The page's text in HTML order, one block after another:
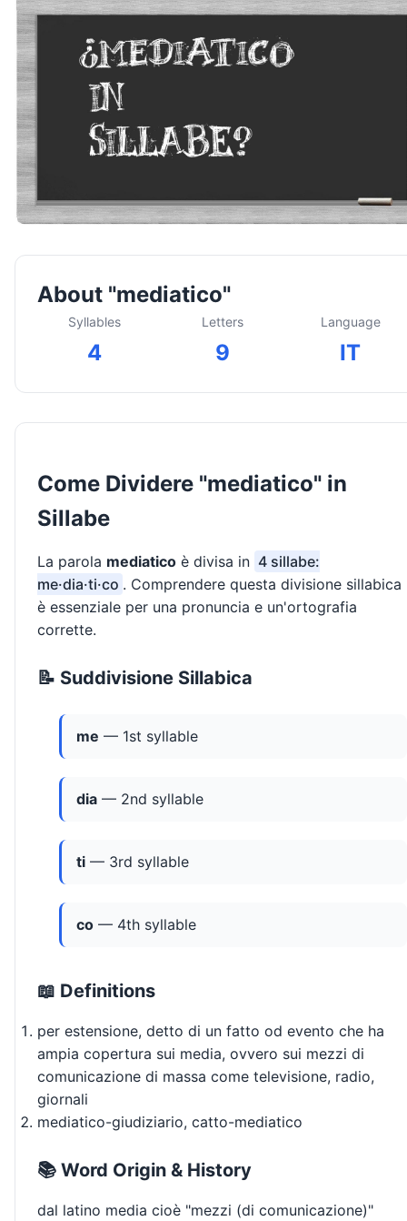
About "mediatico"
Syllables
4
Letters
9
Language
IT
Come Dividere "mediatico" in
Sillabe
La parola mediatico è divisa in 4 sillabe:
me·dia·ti·co . Comprendere questa divisione sillabica
è essenziale per una pronuncia e un'ortografia
corrette.
📝 Suddivisione Sillabica
me — 1st syllable
dia — 2nd syllable
ti — 3rd syllable
co — 4th syllable
📖 Definitions
per estensione, detto di un fatto od evento che ha
ampia copertura sui media, ovvero sui mezzi di
comunicazione di massa come televisione, radio,
giornali
mediatico-giudiziario, catto-mediatico
📚 Word Origin & History
dal latino media cioè "mezzi (di comunicazione)"